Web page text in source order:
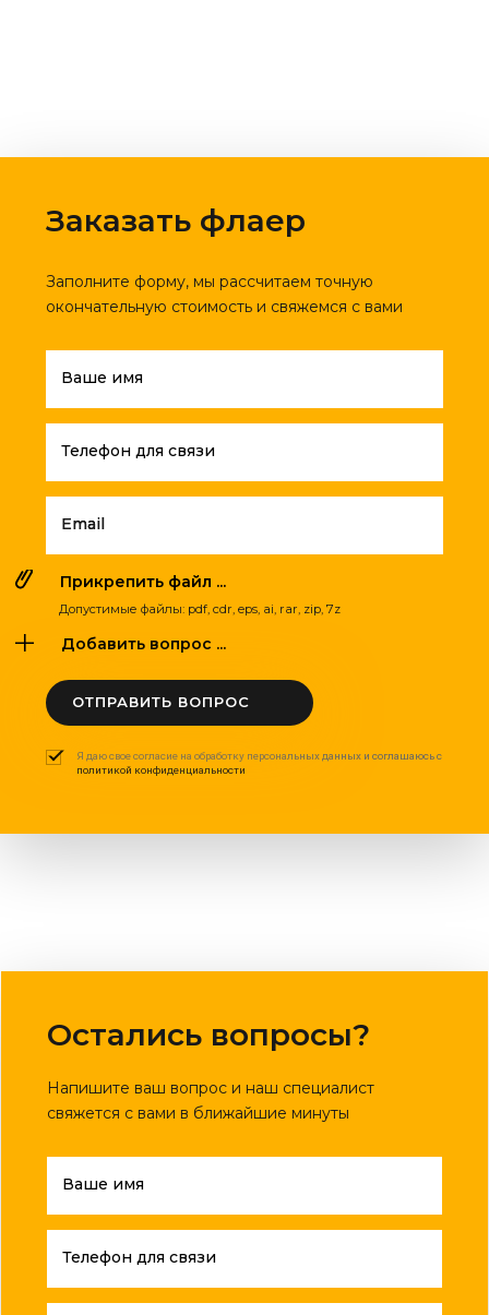
Заказать флаер
Заполните форму, мы рассчитаем точную
окончательную стоимость и свяжемся с вами
Ваше имя
Телефон для связи
Email
Прикрепить файл ...
Допустимые файлы: pdf, cdr, eps, ai, rar, zip, 7z
Добавить вопрос ...
ОТПРАВИТЬ ВОПРОС
Я даю свое согласие на обработку персональных данных и соглашаюсь с
политикой конфиденциальности
Остались вопросы?
Напишите ваш вопрос и наш специалист
свяжется с вами в ближайшие минуты
Ваше имя
Телефон для связи